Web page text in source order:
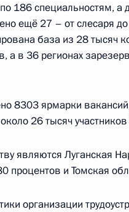
Москва, Кремль
государственных
гражданства
186 специальностям, а
ещё 27 – от слесаря
база из 28 тысяч
а в 36 регионах
8303 ярмарки
26 тысяч
являются Луганская
процентов и Томская
организации